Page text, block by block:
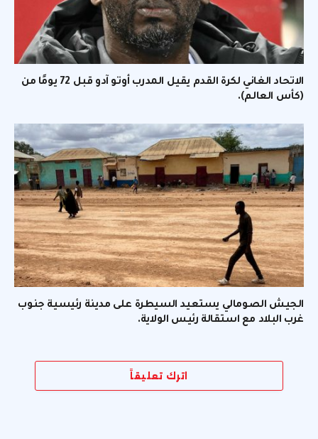
الاتحاد الغاني لكرة القدم يقيل المدرب أوتو آدو قبل 72 يومًا من
(كأس العالم).
الجيش الصومالي يستعيد السيطرة على مدينة رئيسية جنوب
غرب البلاد مع استقالة رئيس الولاية.
اترك تعليقاً